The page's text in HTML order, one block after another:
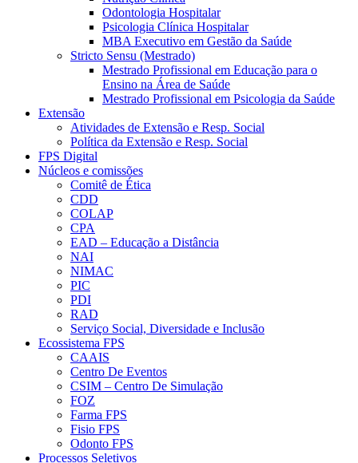
Odontologia Hospitalar
Psicologia Clínica Hospitalar
MBA Executivo em Gestão da Saúde
Stricto Sensu (Mestrado)
Mestrado Profissional em Educação para o
Ensino na Área de Saúde
Mestrado Profissional em Psicologia da Saúde
Extensão
Atividades de Extensão e Resp. Social
Política da Extensão e Resp. Social
FPS Digital
Núcleos e comissões
Comitê de Ética
CDD
COLAP
CPA
EAD – Educação a Distância
NAI
NIMAC
PIC
PDI
RAD
Serviço Social, Diversidade e Inclusão
Ecossistema FPS
CAAIS
Centro De Eventos
CSIM – Centro De Simulação
FOZ
Farma FPS
Fisio FPS
Odonto FPS
Processos Seletivos